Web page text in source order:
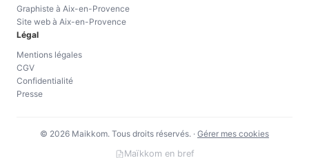
Graphiste à Aix-en-Provence
Site web à Aix-en-Provence
Légal
Mentions légales
CGV
Confidentialité
Presse
© 2026 Maikkom. Tous droits réservés. · Gérer mes cookies
Maïkkom en bref